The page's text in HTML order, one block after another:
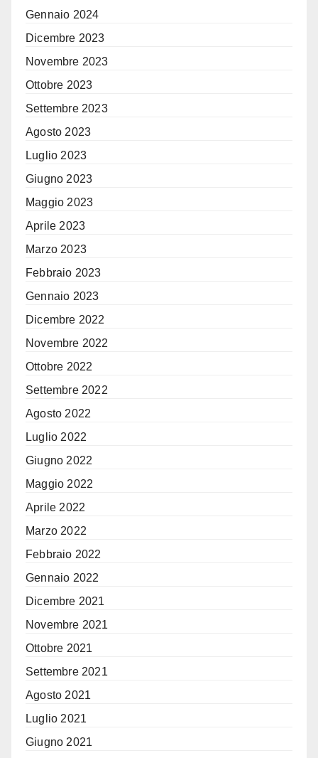
Gennaio 2024
Dicembre 2023
Novembre 2023
Ottobre 2023
Settembre 2023
Agosto 2023
Luglio 2023
Giugno 2023
Maggio 2023
Aprile 2023
Marzo 2023
Febbraio 2023
Gennaio 2023
Dicembre 2022
Novembre 2022
Ottobre 2022
Settembre 2022
Agosto 2022
Luglio 2022
Giugno 2022
Maggio 2022
Aprile 2022
Marzo 2022
Febbraio 2022
Gennaio 2022
Dicembre 2021
Novembre 2021
Ottobre 2021
Settembre 2021
Agosto 2021
Luglio 2021
Giugno 2021